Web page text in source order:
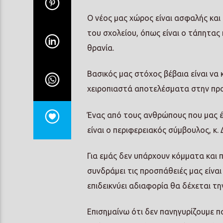
Ο νέος μας χώρος είναι ασφαλής
του σχολείου, όπως είναι ο τάπητας
θρανία.
Βασικός μας στόχος βέβαια είναι
χειροπιαστά αποτελέσματα στην
Ένας από τους ανθρώπους που μας
είναι ο περιφερειακός σύμβουλος, κ.
Για εμάς δεν υπάρχουν κόμματα και
συνδράμει τις προσπάθειές μας
επιδεικνύει αδιαφορία θα δέχεται
Επισημαίνω ότι δεν πανηγυρίζουμε